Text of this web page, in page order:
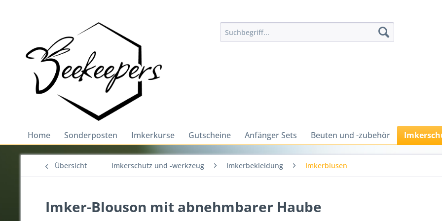
Home Sonderposten Imkerkurse Gutscheine Anfänger Sets Beuten und -zubehör
Übersicht Imkerschutz und -werkzeug Imkerbekleidung Imkerblusen
Imker-Blouson mit abnehmbarer Haube